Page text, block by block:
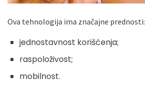
Ova tehnologija ima značajne prednosti:
jednostavnost korišćenja;
raspoloživost;
mobilnost.